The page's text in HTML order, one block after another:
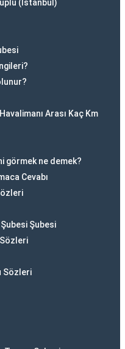
(İstanbul)
Arası Kaç Km
görmek ne demek?
Cevabı
Şubesi
Sözleri